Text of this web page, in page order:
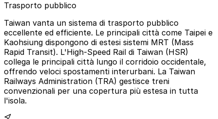
Trasporto pubblico
Taiwan vanta un sistema di trasporto pubblico
eccellente ed efficiente. Le principali città come Taipei e
Kaohsiung dispongono di estesi sistemi MRT (Mass
Rapid Transit). L'High-Speed Rail di Taiwan (HSR)
collega le principali città lungo il corridoio occidentale,
offrendo veloci spostamenti interurbani. La Taiwan
Railways Administration (TRA) gestisce treni
convenzionali per una copertura più estesa in tutta
l'isola.